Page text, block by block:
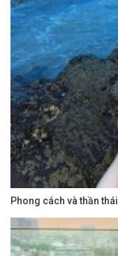
Phong cách và thần